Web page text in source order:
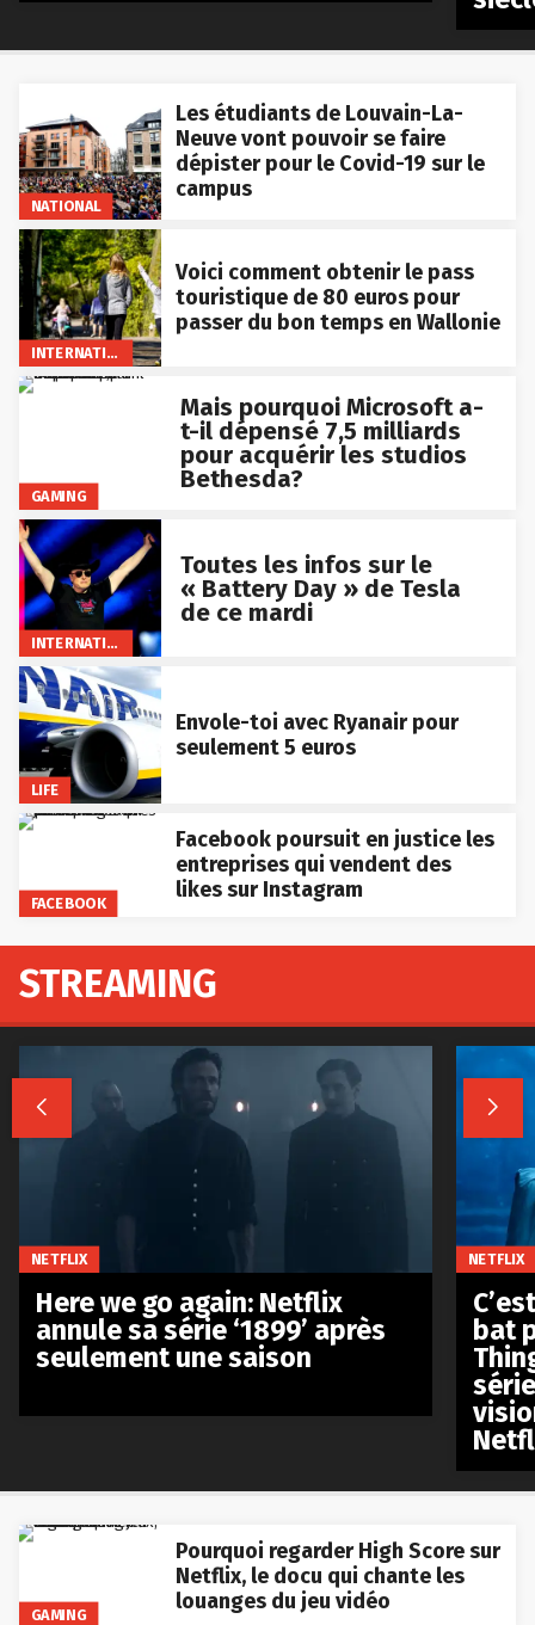
NATIONAL
Les étudiants de Louvain-La-
Neuve vont pouvoir se faire
dépister pour le Covid-19 sur le
campus
INTERNATIONAL
Voici comment obtenir le pass
touristique de 80 euros pour
passer du bon temps en Wallonie
GAMING
Mais pourquoi Microsoft a-
t-il dépensé 7,5 milliards
pour acquérir les studios
Bethesda?
INTERNATIONAL
Toutes les infos sur le
« Battery Day » de Tesla
de ce mardi
LIFE
Envole-toi avec Ryanair pour
seulement 5 euros
FACEBOOK
Facebook poursuit en justice les
entreprises qui vendent des
likes sur Instagram
GAMING
Pourquoi regarder High Score sur
Netflix, le docu qui chante les
louanges du jeu vidéo
STREAMING
 
NETFLIX
Here we go again: Netflix
annule sa série ‘1899’ après
seulement une saison
NETFLIX
bat